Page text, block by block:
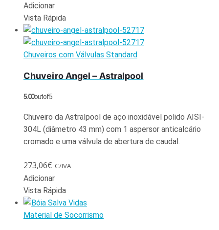
Adicionar
Vista Rápida
Chuveiros com Válvulas Standard
Chuveiro Angel – Astralpool
5.00out of 5
Chuveiro da Astralpool de aço inoxidável polido AISI-
304L (diâmetro 43 mm) com 1 aspersor anticalcário
cromado e uma válvula de abertura de caudal.
273,06€ C/IVA
Adicionar
Vista Rápida
Material de Socorrismo